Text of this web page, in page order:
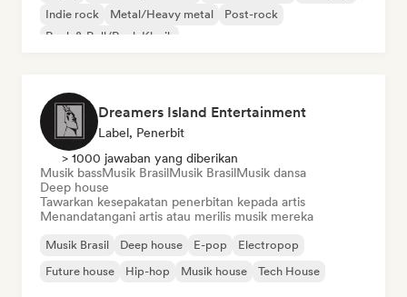
Indie rock
Metal/Heavy metal
Post-rock
Rock & Roll/Rock Klasik
Dreamers Island Entertainment
Label, Penerbit
> 1000 jawaban yang diberikan
Musik bassMusik BrasilMusik BrasilMusik dansa
Deep house
Tawarkan kesepakatan penerbitan kepada artis
Menandatangani artis atau merilis musik mereka
Musik Brasil Deep house E-pop
Electropop
Future house
Hip-hop Musik house Tech House